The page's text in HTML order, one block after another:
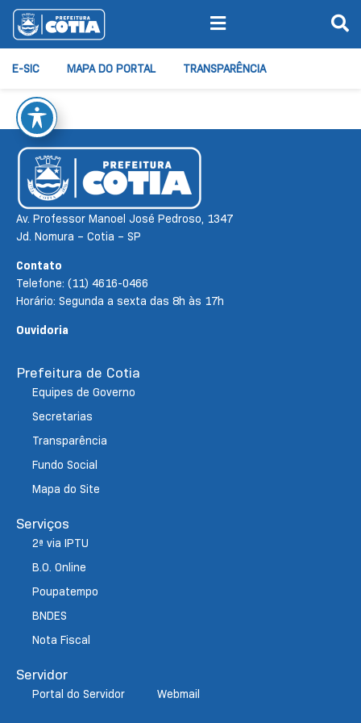
E-SIC MAPA DO PORTAL TRANSPARÊNCIA
Av. Professor Manoel José Pedroso, 1347
Jd. Nomura – Cotia – SP
Contato
Telefone: (11) 4616-0466
Horário: Segunda a sexta das 8h às 17h
Ouvidoria
Prefeitura de Cotia
Equipes de Governo
Secretarias
Transparência
Fundo Social
Mapa do Site
Serviços
2ª via IPTU
B.O. Online
Poupatempo
BNDES
Nota Fiscal
Servidor
Portal do Servidor Webmail